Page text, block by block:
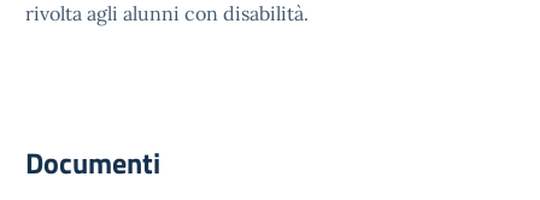
rivolta agli alunni con disabilità.
Documenti